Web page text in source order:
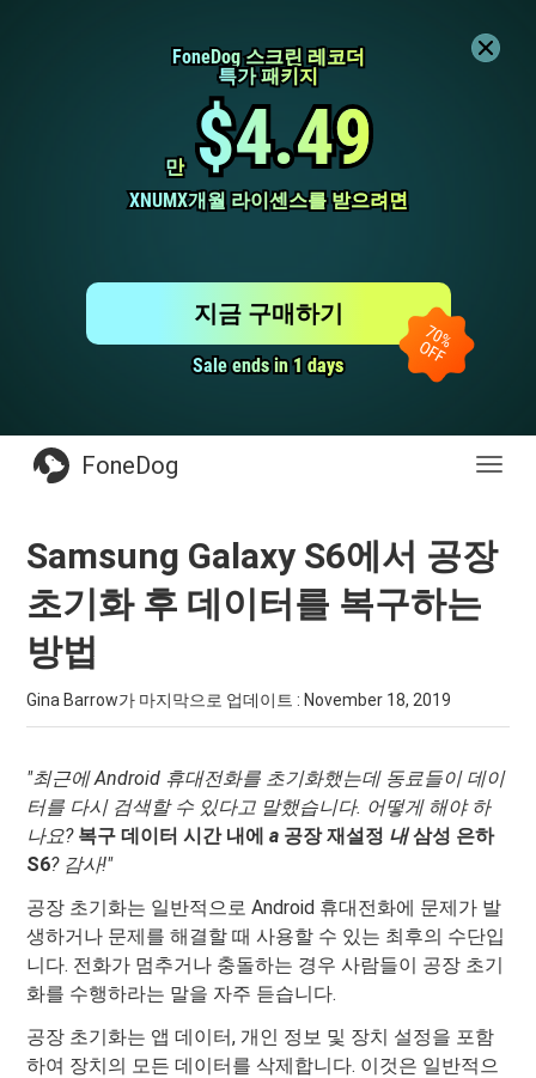
FoneDog 스크린 레코더
FoneDog 스크린 레코더
특가 패키지
특가 패키지
만
만 $4.49
$4.49
XNUMX개월 라이센스를 받으려면
XNUMX개월 라이센스를 받으려면
Sale ends in 1 days
Sale ends in 1 days
지금 구매하기
전
FoneDog
Samsung Galaxy S6에서 공장
초기화 후 데이터를 복구하는
방법
Gina Barrow가 마지막으로 업데이트 : November 18, 2019
"최근에 Android 휴대전화를 초기화했는데 동료들이 데이
터를 다시 검색할 수 있다고 말했습니다. 어떻게 해야 하
나요? 복구 데이터 시간 내에 a 공장 재설정 내 삼성 은하
S6? 감사!"
공장 초기화는 일반적으로 Android 휴대전화에 문제가 발
생하거나 문제를 해결할 때 사용할 수 있는 최후의 수단입
니다. 전화가 멈추거나 충돌하는 경우 사람들이 공장 초기
화를 수행하라는 말을 자주 듣습니다.
공장 초기화는 앱 데이터, 개인 정보 및 장치 설정을 포함
하여 장치의 모든 데이터를 삭제합니다. 이것은 일반적으